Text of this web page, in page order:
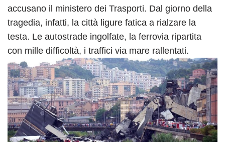
accusano il ministero dei Trasporti. Dal giorno della
tragedia, infatti, la città ligure fatica a rialzare la
testa. Le autostrade ingolfate, la ferrovia ripartita
con mille difficoltà, i traffici via mare rallentati.